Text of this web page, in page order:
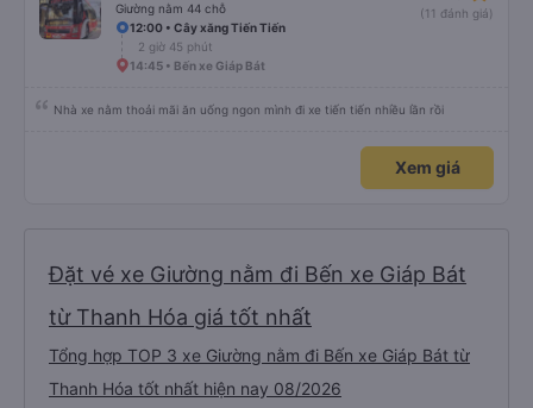
Giường nằm 44 chỗ
(11 đánh giá)
12:00 • Cây xăng Tiến Tiến
2 giờ 45 phút
14:45 • Bến xe Giáp Bát
Nhà xe nằm thoải mãi ăn uống ngon mình đi xe tiến tiến nhiều lần rồi
Xem giá
Đặt vé xe Giường nằm đi Bến xe Giáp Bát
từ Thanh Hóa giá tốt nhất
Tổng hợp TOP 3 xe Giường nằm đi Bến xe Giáp Bát từ
Thanh Hóa tốt nhất hiện nay 08/2026